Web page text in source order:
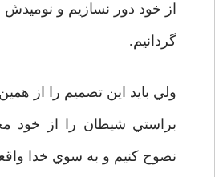
از خود دور نسازيم و نوميدش
گردانيم.
ولي بايد اين تصميم را از
براستي شيطان را از خود
نصوح کنيم و به سوي خدا